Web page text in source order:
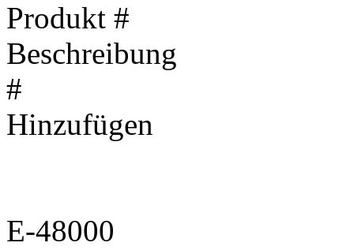
Produkt #
Beschreibung
#
Hinzufügen
E-48000